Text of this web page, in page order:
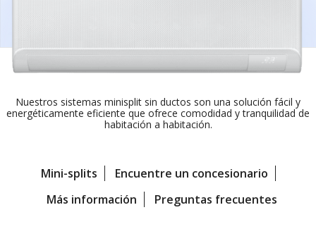
Nuestros sistemas minisplit sin ductos son una solución fácil y
energéticamente eficiente que ofrece comodidad y tranquilidad de
habitación a habitación.
Mini-splits
Encuentre un concesionario
Más información
Preguntas frecuentes